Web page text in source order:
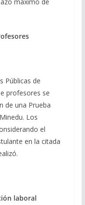
Públicas de
profesores se
de una Prueba
Los
el
en la citada
laboral